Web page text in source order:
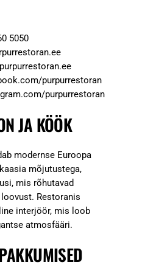
5050
purpurrestoran
purpurrestoran
JA KÖÖK
modernse Euroopa
mõjutustega,
mis rõhutavad
Restoranis
interjöör, mis loob
atmosfääri.